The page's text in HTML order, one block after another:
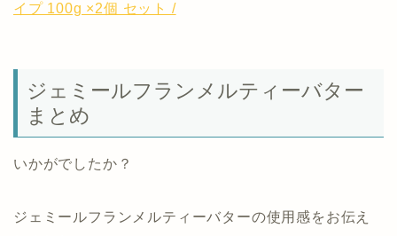
イプ 100g ×2個 セット /
ジェミールフランメルティーバター
まとめ
いかがでしたか？
ジェミールフランメルティーバターの使用感をお伝え